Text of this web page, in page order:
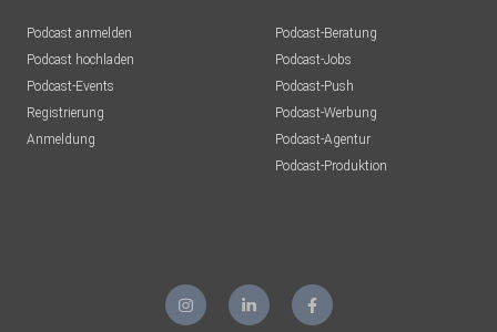
Podcast anmelden
Podcast hochladen
Podcast-Events
Registrierung
Anmeldung
Podcast-Beratung
Podcast-Jobs
Podcast-Push
Podcast-Werbung
Podcast-Agentur
Podcast-Produktion